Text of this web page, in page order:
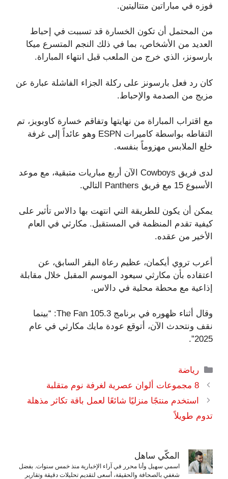
فوزه في مباراتين متتاليتين.
من المحتمل أن تكون الخسارة قد تسببت في إحباط
العديد من الأشخاص، بما في ذلك النجم المتسرع ميكا
بارسونز، الذي خرج من الملعب قبل انتهاء المباراة.
كان رد فعل بارسونز على ركلة الجزاء الفاشلة عبارة عن
مزيج من الصدمة والإحباط.
مع اقتراب المباراة من نهايتها وتفاقم خسارة كاوبويز، تم
التقاطه بواسطة كاميرات ESPN وهو عائداً إلى غرفة
خلع الملابس مهزوماً بنفسه.
لدى فريق Cowboys الآن أربع مباريات متبقية، مع موعد
الأسبوع 15 مع فريق Panthers التالي.
يمكن أن يكون للطريقة التي انتهت بها دالاس تأثير على
كيفية تقدم المنظمة في المستقبل. مكارثي في ​​العام
الأخير من عقده.
أعرب تروي أيكمان، عظيم رعاة البقر السابق، عن
اعتقاده بأن مكارثي سيعود الموسم المقبل خلال مقابلة
إذاعية مع محطة محلية في دالاس.
وقال أثناء ظهوره في برنامج 105.3 The Fan: “بينما
نقف ونتحدث الآن، أتوقع عودة مايك مكارثي في ​​عام
2025”.
التصنيفات
رياضة
8 مجموعات ألوان عصرية لغرفة نوم متقلبة
استخدم منتجًا منزليًا شائعًا لعمل باقة تكاثر مذهلة
تدوم طويلاً
المكّي ساهل
اسمي سهيل وأنا محرر في آراء الإخبارية منذ خمس سنوات. بفضل
شغفي بالصحافة والحقيقة، أسعى لتقديم تحليلات دقيقة وتقارير